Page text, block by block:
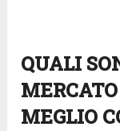
QUALI
MEGLIO